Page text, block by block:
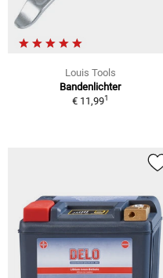
Louis Tools
Bandenlichter
€ 11,991